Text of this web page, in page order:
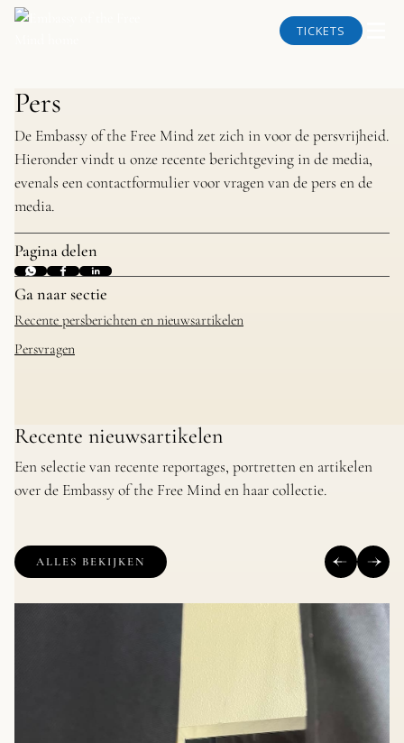
TICKETS
Pers
De Embassy of the Free Mind zet zich in voor de persvrijheid.
Hieronder vindt u onze recente berichtgeving in de media,
evenals een contactformulier voor vragen van de pers en de
media.
Pagina delen
Ga naar sectie
Recente persberichten en nieuwsartikelen
Persvragen
Recente nieuwsartikelen
Een selectie van recente reportages, portretten en artikelen
over de Embassy of the Free Mind en haar collectie.
ALLES BEKIJKEN